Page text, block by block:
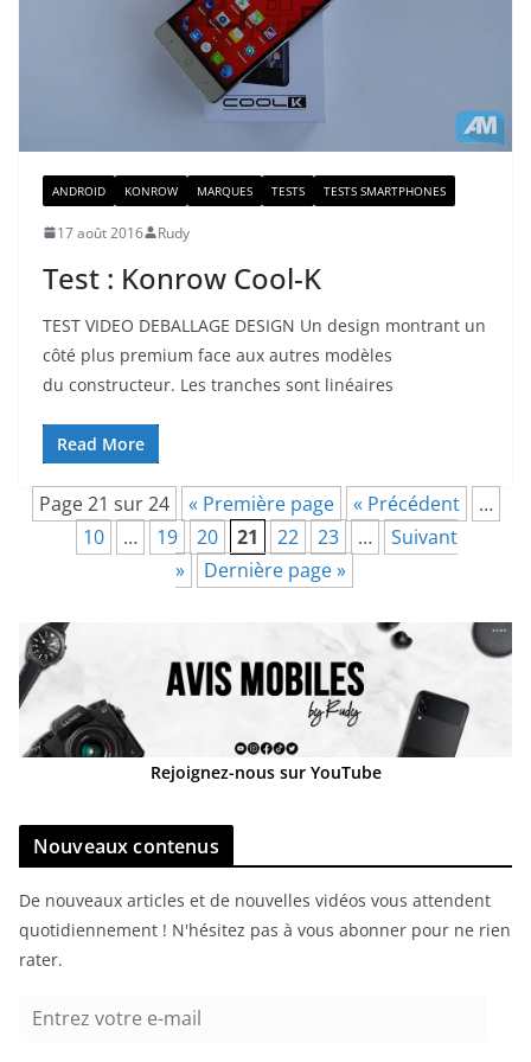
ANDROID KONROW MARQUES TESTS TESTS SMARTPHONES
17 août 2016 Rudy
Test : Konrow Cool-K
TEST VIDEO DEBALLAGE DESIGN Un design montrant un
côté plus premium face aux autres modèles
du constructeur. Les tranches sont linéaires
Read More
Page 21 sur 24 « Première page « Précédent
…
10
… 19 20 21 22 23 …
Suivant
»
Dernière page »
Rejoignez-nous sur YouTube
Nouveaux contenus
De nouveaux articles et de nouvelles vidéos vous attendent
quotidiennement ! N'hésitez pas à vous abonner pour ne rien
rater.